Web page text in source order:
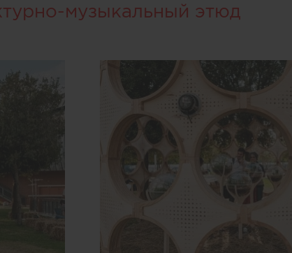
музыкальный этюд